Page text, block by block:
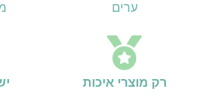
ערים
רק מוצרי איכות